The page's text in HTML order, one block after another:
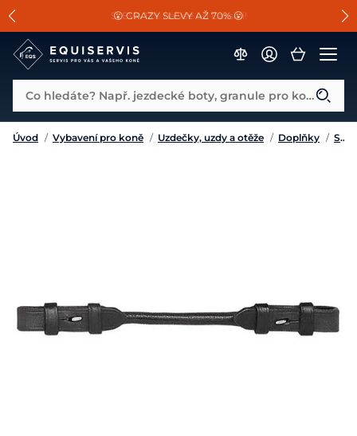
SLEVA 13% na vše od Cassini!
😮 CRAZY SLEVY AŽ 70% 😮
📐Pasování a doplňky k vybraným sedlům ZDARMA 🐴
Co hledáte? Např. jezdecké boty, granule pro koně...
Úvod / Vybavení pro koně / Uzdečky, uzdy a otěže / Doplňky / Speciální spojky k uždění